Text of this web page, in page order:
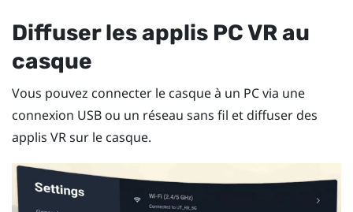
Diffuser les applis PC VR au
casque
Vous pouvez connecter le casque à un PC via une
connexion USB ou un réseau sans fil et diffuser des
applis VR sur le casque.